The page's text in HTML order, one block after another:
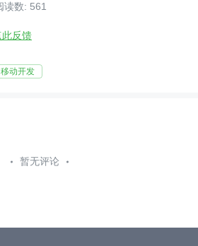
读数: 561
此反馈
移动开发
暂无评论